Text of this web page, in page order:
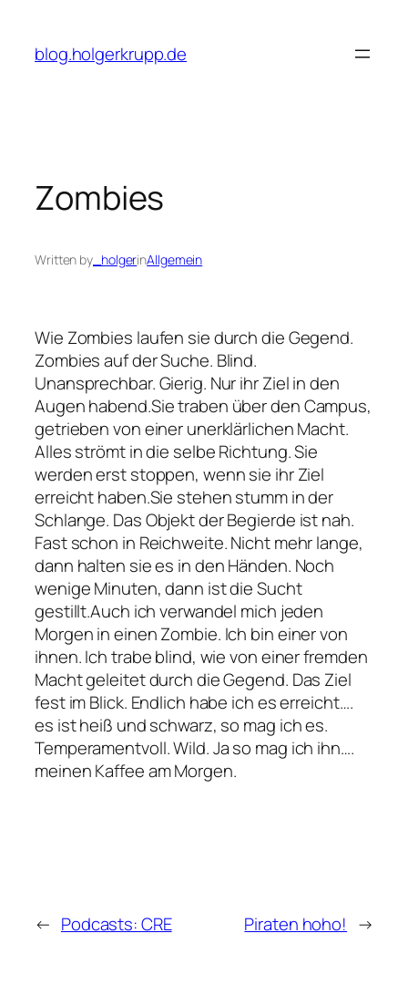
content
blog.holgerkrupp.de
Zombies
Written by _holgerinAllgemein
Wie Zombies laufen sie durch die Gegend.
Zombies auf der Suche. Blind.
Unansprechbar. Gierig. Nur ihr Ziel in den
Augen habend.Sie traben über den Campus,
getrieben von einer unerklärlichen Macht.
Alles strömt in die selbe Richtung. Sie
werden erst stoppen, wenn sie ihr Ziel
erreicht haben.Sie stehen stumm in der
Schlange. Das Objekt der Begierde ist nah.
Fast schon in Reichweite. Nicht mehr lange,
dann halten sie es in den Händen. Noch
wenige Minuten, dann ist die Sucht
gestillt.Auch ich verwandel mich jeden
Morgen in einen Zombie. Ich bin einer von
ihnen. Ich trabe blind, wie von einer fremden
Macht geleitet durch die Gegend. Das Ziel
fest im Blick. Endlich habe ich es erreicht….
es ist heiß und schwarz, so mag ich es.
Temperamentvoll. Wild. Ja so mag ich ihn….
meinen Kaffee am Morgen.
← Podcasts: CRE Piraten hoho! →